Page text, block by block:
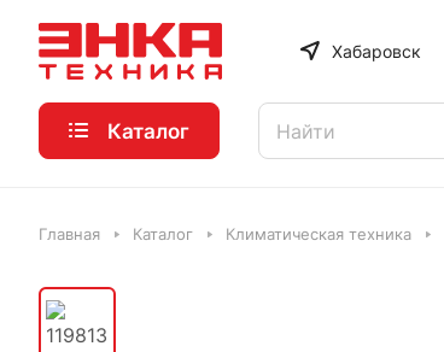
Хабаровск
Каталог
Главная Каталог Климатическая техника